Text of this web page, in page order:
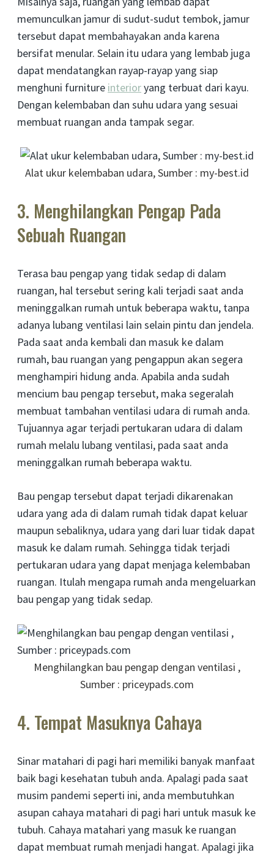
memunculkan jamur di sudut-sudut tembok, jamur
tersebut dapat membahayakan anda karena
bersifat menular. Selain itu udara yang lembab juga
dapat mendatangkan rayap-rayap yang siap
menghuni furniture interioryang terbuat dari kayu.
Dengan kelembaban dan suhu udara yang sesuai
membuat ruangan anda tampak segar.
Alat ukur kelembaban udara, Sumber : my-best.id
3. Menghilangkan Pengap Pada
Sebuah Ruangan
Terasa bau pengap yang tidak sedap di dalam
ruangan, hal tersebut sering kali terjadi saat anda
meninggalkan rumah untuk beberapa waktu, tanpa
adanya lubang ventilasi lain selain pintu dan jendela.
Pada saat anda kembali dan masuk ke dalam
rumah, bau ruangan yang pengappun akan segera
menghampiri hidung anda. Apabila anda sudah
mencium bau pengap tersebut, maka segeralah
membuat tambahan ventilasi udara di rumah anda.
Tujuannya agar terjadi pertukaran udara di dalam
rumah melalu lubang ventilasi, pada saat anda
meninggalkan rumah beberapa waktu.
Bau pengap tersebut dapat terjadi dikarenakan
udara yang ada di dalam rumah tidak dapat keluar
maupun sebaliknya, udara yang dari luar tidak dapat
masuk ke dalam rumah. Sehingga tidak terjadi
pertukaran udara yang dapat menjaga kelembaban
ruangan. Itulah mengapa rumah anda mengeluarkan
bau pengap yang tidak sedap.
Menghilangkan bau pengap dengan ventilasi ,
Sumber : priceypads.com
4. Tempat Masuknya Cahaya
Sinar matahari di pagi hari memiliki banyak manfaat
baik bagi kesehatan tubuh anda. Apalagi pada saat
musim pandemi seperti ini, anda membutuhkan
asupan cahaya matahari di pagi hari untuk masuk ke
tubuh. Cahaya matahari yang masuk ke ruangan
dapat membuat rumah menjadi hangat. Apalagi jika